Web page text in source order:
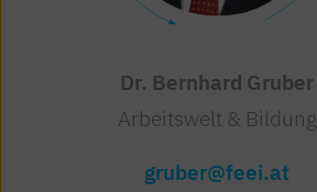
Dr. Bernhard Gruber
Arbeitswelt & Bildung
gruber@feei.at